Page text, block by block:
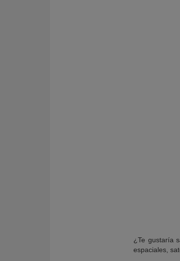
¿Te gustaría
espaciales,